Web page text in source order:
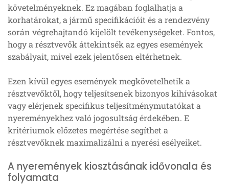
követelményeknek. Ez magában foglalhatja a
korhatárokat, a jármű specifikációit és a rendezvény
során végrehajtandó kijelölt tevékenységeket. Fontos,
hogy a résztvevők áttekintsék az egyes események
szabályait, mivel ezek jelentősen eltérhetnek.
Ezen kívül egyes események megkövetelhetik a
résztvevőktől, hogy teljesítsenek bizonyos kihívásokat
vagy elérjenek specifikus teljesítménymutatókat a
nyereményekhez való jogosultság érdekében. E
kritériumok előzetes megértése segíthet a
résztvevőknek maximalizálni a nyerési esélyeiket.
A nyeremények kiosztásának idővonala és
folyamata